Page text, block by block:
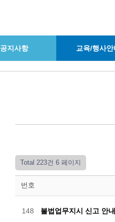
공지사항 교육/행사안
Total 223건 6 페이지
번호
148 불법업무지시 신고 안